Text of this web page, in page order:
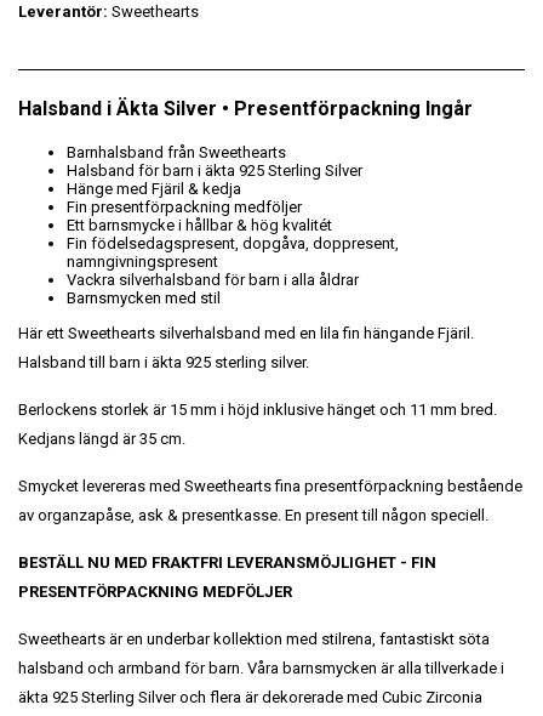
Leverantör: Sweethearts
Halsband i Äkta Silver • Presentförpackning Ingår
Barnhalsband från Sweethearts
Halsband för barn i äkta 925 Sterling Silver
Hänge med Fjäril & kedja
Fin presentförpackning medföljer
Ett barnsmycke i hållbar & hög kvalitét
Fin födelsedagspresent, dopgåva, doppresent,
namngivningspresent
Vackra silverhalsband för barn i alla åldrar
Barnsmycken med stil
Här ett Sweethearts silverhalsband med en lila fin hängande Fjäril.
Halsband till barn i äkta 925 sterling silver.
Berlockens storlek är 15 mm i höjd inklusive hänget och 11 mm bred.
Kedjans längd är 35 cm.
Smycket levereras med Sweethearts fina presentförpackning bestående
av organzapåse, ask & presentkasse. En present till någon speciell.
BESTÄLL NU MED FRAKTFRI LEVERANSMÖJLIGHET - FIN
PRESENTFÖRPACKNING MEDFÖLJER
Sweethearts är en underbar kollektion med stilrena, fantastiskt söta
halsband och armband för barn. Våra barnsmycken är alla tillverkade i
äkta 925 Sterling Silver och flera är dekorerade med Cubic Zirconia